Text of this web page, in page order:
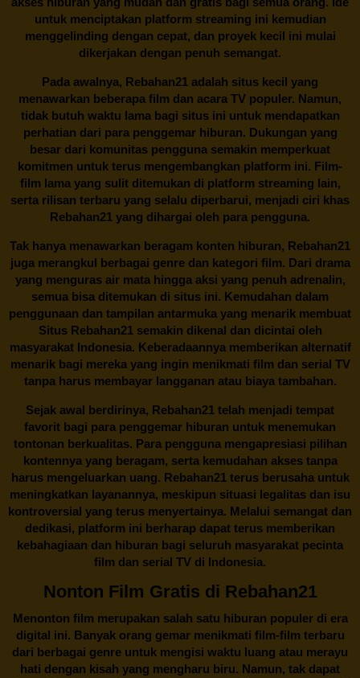
untuk menciptakan platform streaming ini kemudian
menggelinding dengan cepat, dan proyek kecil ini mulai
dikerjakan dengan penuh semangat.
Pada awalnya, Rebahan21 adalah situs kecil yang
menawarkan beberapa film dan acara TV populer. Namun,
tidak butuh waktu lama bagi situs ini untuk mendapatkan
perhatian dari para penggemar hiburan. Dukungan yang
besar dari komunitas pengguna semakin memperkuat
komitmen untuk terus mengembangkan platform ini. Film-
film lama yang sulit ditemukan di platform streaming lain,
serta rilisan terbaru yang selalu diperbarui, menjadi ciri khas
Rebahan21 yang dihargai oleh para pengguna.
Tak hanya menawarkan beragam konten hiburan, Rebahan21
juga merangkul berbagai genre dan kategori film. Dari drama
yang menguras air mata hingga aksi yang penuh adrenalin,
semua bisa ditemukan di situs ini. Kemudahan dalam
penggunaan dan tampilan antarmuka yang menarik membuat
Situs Rebahan21semakin dikenal dan dicintai oleh
masyarakat Indonesia. Keberadaannya memberikan alternatif
menarik bagi mereka yang ingin menikmati film dan serial TV
tanpa harus membayar langganan atau biaya tambahan.
Sejak awal berdirinya, Rebahan21 telah menjadi tempat
favorit bagi para penggemar hiburan untuk menemukan
tontonan berkualitas. Para pengguna mengapresiasi pilihan
kontennya yang beragam, serta kemudahan akses tanpa
harus mengeluarkan uang. Rebahan21terus berusaha untuk
meningkatkan layanannya, meskipun situasi legalitas dan isu
kontroversial yang terus menyertainya. Melalui semangat dan
dedikasi, platform ini berharap dapat terus memberikan
kebahagiaan dan hiburan bagi seluruh masyarakat pecinta
film dan serial TV di Indonesia.
Nonton Film Gratis di Rebahan21
Menonton film merupakan salah satu hiburan populer di era
digital ini. Banyak orang gemar menikmati film-film terbaru
dari berbagai genre untuk mengisi waktu luang atau merayu
hati dengan kisah yang mengharu biru. Namun, tak dapat